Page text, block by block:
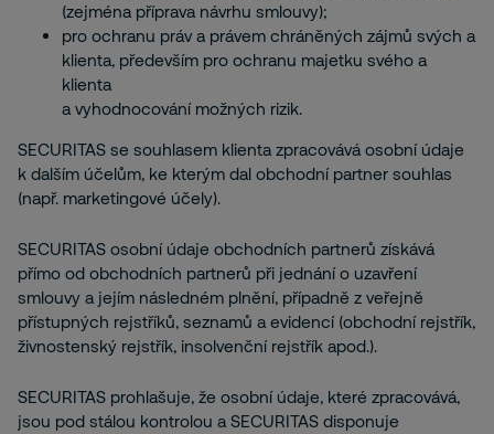
(zejména příprava návrhu smlouvy);
pro ochranu práv a právem chráněných zájmů svých a
klienta, především pro ochranu majetku svého a
klienta
a vyhodnocování možných rizik.
SECURITAS se souhlasem klienta zpracovává osobní údaje
k dalším účelům, ke kterým dal obchodní partner souhlas
(např. marketingové účely).
SECURITAS osobní údaje obchodních partnerů získává
přímo od obchodních partnerů při jednání o uzavření
smlouvy a jejím následném plnění, případně z veřejně
přístupných rejstříků, seznamů a evidencí (obchodní rejstřík,
živnostenský rejstřík, insolvenční rejstřík apod.).
SECURITAS prohlašuje, že osobní údaje, které zpracovává,
jsou pod stálou kontrolou a SECURITAS disponuje